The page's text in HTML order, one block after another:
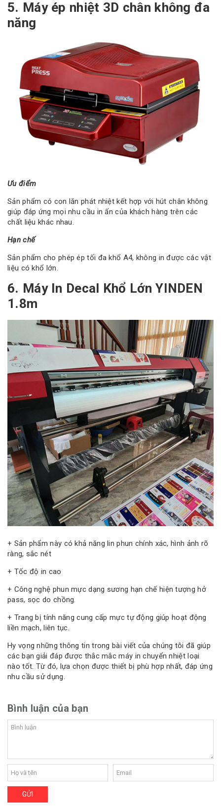
5. Máy ép nhiệt 3D chân không đa
năng
Ưu điểm
Sản phẩm có con lăn phát nhiệt kết hợp với hút chân không
giúp đáp ứng mọi nhu cầu in ấn của khách hàng trên các
chất liệu khác nhau.
Hạn chế
Sản phẩm cho phép ép tối đa khổ A4, không in được các vật
liệu có khổ lớn.
6. Máy In Decal Khổ Lớn YINDEN
1.8m
+ Sản phẩm này có khả năng lin phun chính xác, hình ảnh rõ
ràng, sắc nét
+ Tốc độ in cao
+ Công nghệ phun mực dạng sương hạn chế hiện tượng hở
pass, sọc do chồng.
+ Trang bị tính năng cung cấp mực tự động giúp hoạt động
liền mạch, liên tục.
Hy vọng những thông tin trong bài viết của chúng tôi đã giúp
các bạn giải đáp được thắc mắc máy in chuyển nhiệt loại
nào tốt. Từ đó, lựa chọn được thiết bị phù hợp nhất, đáp ứng
nhu cầu sử dụng.
Bình luận của bạn